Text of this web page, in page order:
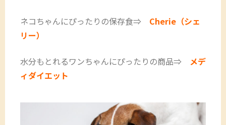
ネコちゃんにぴったりの保存食⇒ Cherie（シェ
リー）
水分もとれるワンちゃんにぴったりの商品⇒ メデ
ィダイエット